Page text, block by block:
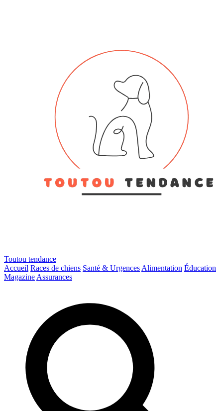
Toutou tendance
Accueil Races de chiens Santé & Urgences Alimentation Éducation
Magazine Assurances